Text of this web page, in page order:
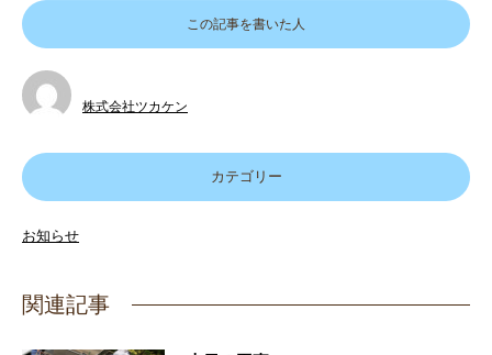
この記事を書いた人
株式会社ツカケン
カテゴリー
お知らせ
関連記事